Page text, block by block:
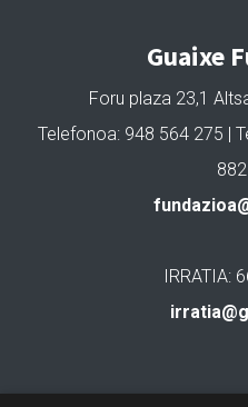
Guaixe
Foru plaza 23,1
Telefonoa: 948 564 275 |
IRRATIA:
Gure lizentzia: Creative